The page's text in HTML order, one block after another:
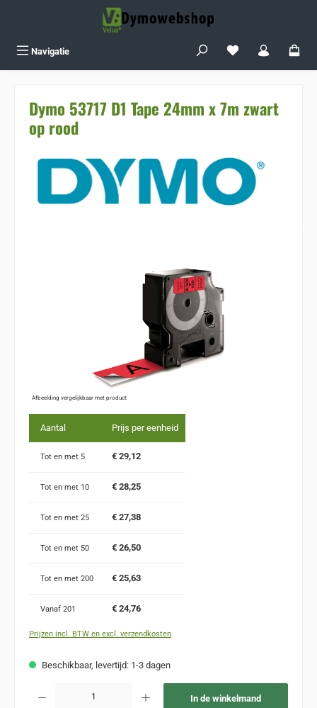
Navigatie Je hebt 0 items op
Dymo 53717 D1 Tape 24mm x 7m zwart
op rood
Afbeelding vergelijkbaar met product
Aantal Prijs per eenheid
Tot en met 5 € 29,12
Tot en met 10 € 28,25
Tot en met 25 € 27,38
Tot en met 50 € 26,50
Tot en met 200 € 25,63
Vanaf 201 € 24,76
Prijzen incl. BTW en excl. verzendkosten
Beschikbaar, levertijd: 1-3 dagen
In de winkelmand